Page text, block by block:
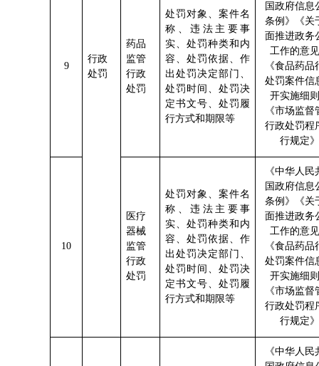
行政
处罚
9
药品
监管
行政
处罚
处罚对象 、案件名
称、违法 主要事
实、处罚种类和内
容、处罚依据、作
出处罚决定部门、
处罚时间、处罚决
定书文号、处罚履
行方式和期限等
国政府信息
条例》
《关
面推进政务
工作的意
《食品药品
处罚案件信
开实施细
《市场监督
行政处罚程
行规定》
10
医疗
器械
监管
行政
处罚
处罚对象 、案件名
称、违法 主要事
实、处罚种类和内
容、处罚依据、作
出处罚决定部门、
处罚时间、处罚决
定书文号、处罚履
行方式和期限等
《中华人民
国政府信息
条例》
《关
面推进政务
工作的意
《食品药品
处罚案件信
开实施细
《市场监督
行政处罚程
行规定》
《中华人民